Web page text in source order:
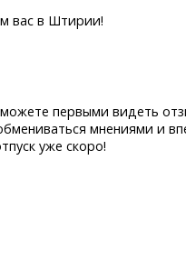
вас в Штирии!
первыми видеть
мнениями и
уже скоро!